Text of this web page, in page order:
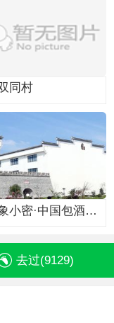
同村
小密·中国包酒文
去过(9129)